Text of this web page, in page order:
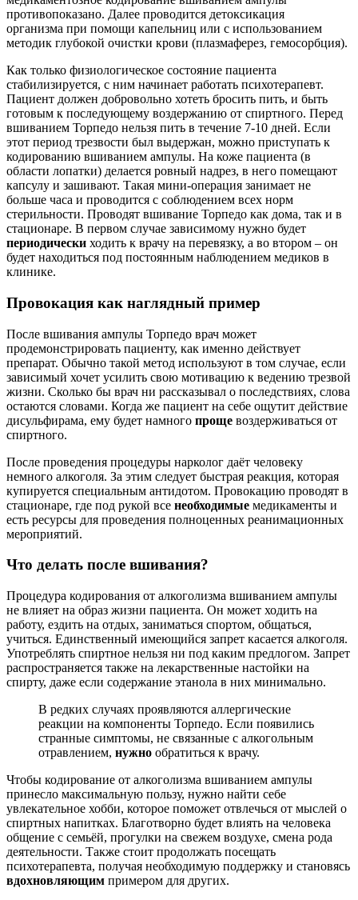
противопоказано. Далее проводится детоксикация
организма при помощи капельниц или с использованием
методик глубокой очистки крови (плазмаферез, гемосорбция).
Как только физиологическое состояние пациента
стабилизируется, с ним начинает работать психотерапевт.
Пациент должен добровольно хотеть бросить пить, и быть
готовым к последующему воздержанию от спиртного. Перед
вшиванием Торпедо нельзя пить в течение 7-10 дней. Если
этот период трезвости был выдержан, можно приступать к
кодированию вшиванием ампулы. На коже пациента (в
области лопатки) делается ровный надрез, в него помещают
капсулу и зашивают. Такая мини-операция занимает не
больше часа и проводится с соблюдением всех норм
стерильности. Проводят вшивание Торпедо как дома, так и в
стационаре. В первом случае зависимому нужно будет
периодически ходить к врачу на перевязку, а во втором – он
будет находиться под постоянным наблюдением медиков в
клинике.
Провокация как наглядный пример
После вшивания ампулы Торпедо врач может
продемонстрировать пациенту, как именно действует
препарат. Обычно такой метод используют в том случае, если
зависимый хочет усилить свою мотивацию к ведению трезвой
жизни. Сколько бы врач ни рассказывал о последствиях, слова
остаются словами. Когда же пациент на себе ощутит действие
дисульфирама, ему будет намного проще воздерживаться от
спиртного.
После проведения процедуры нарколог даёт человеку
немного алкоголя. За этим следует быстрая реакция, которая
купируется специальным антидотом. Провокацию проводят в
стационаре, где под рукой все необходимые медикаменты и
есть ресурсы для проведения полноценных реанимационных
мероприятий.
Что делать после вшивания?
Процедура кодирования от алкоголизма вшиванием ампулы
не влияет на образ жизни пациента. Он может ходить на
работу, ездить на отдых, заниматься спортом, общаться,
учиться. Единственный имеющийся запрет касается алкоголя.
Употреблять спиртное нельзя ни под каким предлогом. Запрет
распространяется также на лекарственные настойки на
спирту, даже если содержание этанола в них минимально.
В редких случаях проявляются аллергические
реакции на компоненты Торпедо. Если появились
странные симптомы, не связанные с алкогольным
отравлением, нужно обратиться к врачу.
Чтобы кодирование от алкоголизма вшиванием ампулы
принесло максимальную пользу, нужно найти себе
увлекательное хобби, которое поможет отвлечься от мыслей о
спиртных напитках. Благотворно будет влиять на человека
общение с семьёй, прогулки на свежем воздухе, смена рода
деятельности. Также стоит продолжать посещать
психотерапевта, получая необходимую поддержку и становясь
вдохновляющим примером для других.